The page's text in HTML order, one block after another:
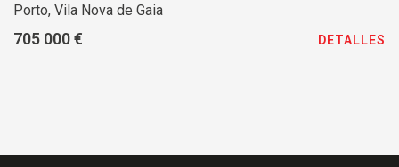
Porto, Vila Nova de Gaia
705 000 € DETALLES